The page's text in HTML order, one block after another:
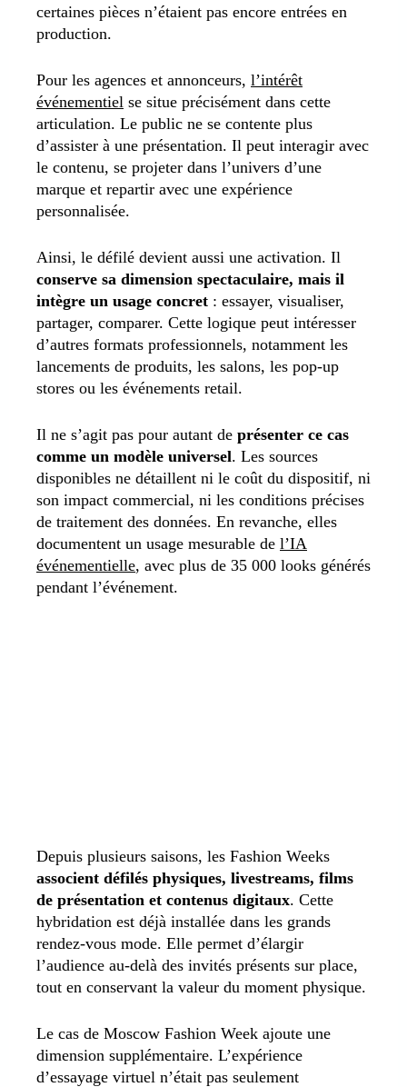
certaines pièces n’étaient pas encore entrées en
production.
Pour les agences et annonceurs, l’intérêt
événementiel se situe précisément dans cette
articulation. Le public ne se contente plus
d’assister à une présentation. Il peut interagir avec
le contenu, se projeter dans l’univers d’une
marque et repartir avec une expérience
personnalisée.
Ainsi, le défilé devient aussi une activation. Il
conserve sa dimension spectaculaire, mais il
intègre un usage concret : essayer, visualiser,
partager, comparer. Cette logique peut intéresser
d’autres formats professionnels, notamment les
lancements de produits, les salons, les pop-up
stores ou les événements retail.
Il ne s’agit pas pour autant de présenter ce cas
comme un modèle universel. Les sources
disponibles ne détaillent ni le coût du dispositif, ni
son impact commercial, ni les conditions précises
de traitement des données. En revanche, elles
documentent un usage mesurable de l’IA
événementielle, avec plus de 35 000 looks générés
pendant l’événement.
Depuis plusieurs saisons, les Fashion Weeks
associent défilés physiques, livestreams, films
de présentation et contenus digitaux. Cette
hybridation est déjà installée dans les grands
rendez-vous mode. Elle permet d’élargir
l’audience au-delà des invités présents sur place,
tout en conservant la valeur du moment physique.
Le cas de Moscow Fashion Week ajoute une
dimension supplémentaire. L’expérience
d’essayage virtuel n’était pas seulement